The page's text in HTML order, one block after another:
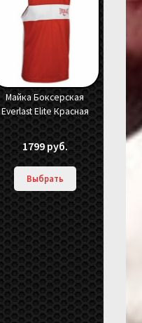
Майка Боксерская
Everlast Elite Красная
1799руб.
Выбрать